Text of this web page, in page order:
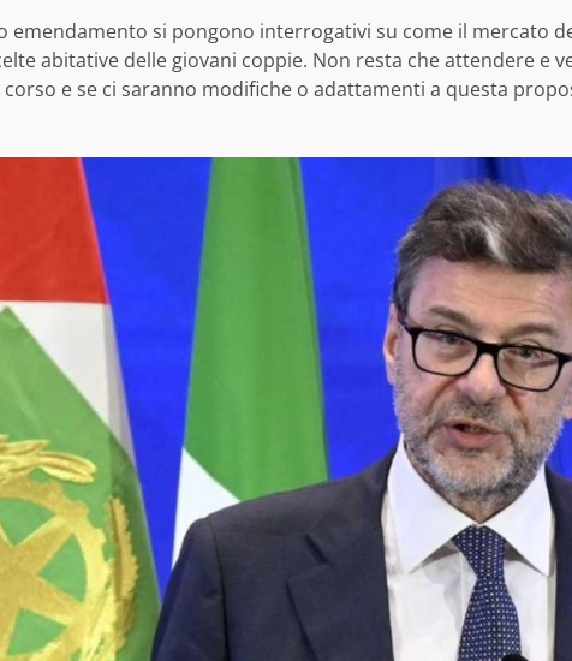
emendamento si pongono interrogativi su come il mercato
abitative delle giovani coppie. Non resta che attendere e
e se ci saranno modifiche o adattamenti a questa